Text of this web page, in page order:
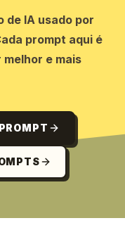
de IA usado por
prompt aqui é
e mais